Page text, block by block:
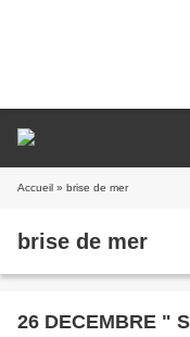
Accueil » brise de mer
brise de mer
26 DECEMBRE "